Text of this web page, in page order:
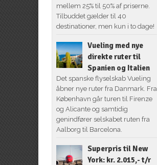
mellem 25% til 50% af priserne.
Tilbuddet gælder til 40
destinationer, men kun i to dage!
Vueling med nye
direkte ruter til
Spanien og Italien
Det spanske flyselskab Vueling
åbner nye ruter fra Danmark. Fra
København går turen til Firenze
og Alicante og samtidig
genindfører selskabet ruten fra
Aalborg til Barcelona.
Superpris til New
York: kr. 2.015,- t/r